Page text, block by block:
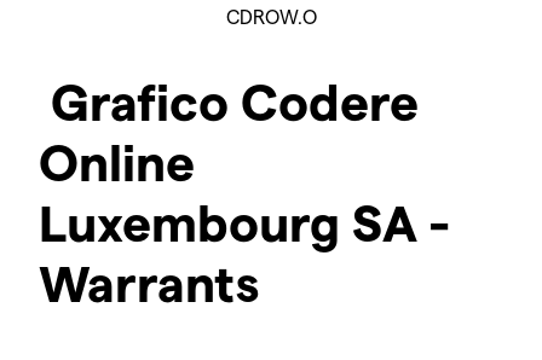
CDROW.O
Grafico Codere
Online
Luxembourg SA -
Warrants